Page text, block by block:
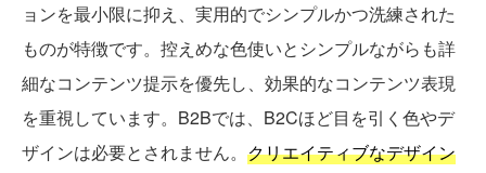
ョンを最小限に抑え、実用的でシンプルかつ洗練された
ものが特徴です。控えめな色使いとシンプルながらも詳
細なコンテンツ提示を優先し、効果的なコンテンツ表現
を重視しています。B2Bでは、B2Cほど目を引く色やデ
ザインは必要とされません。 クリエイティブなデザイン